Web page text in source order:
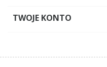
TWOJE KONTO